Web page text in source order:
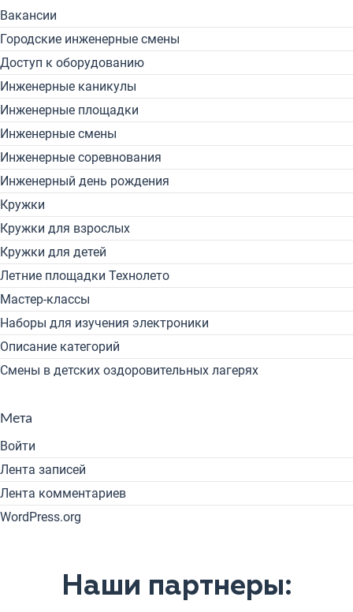
Вакансии
Городские инженерные смены
Доступ к оборудованию
Инженерные каникулы
Инженерные площадки
Инженерные смены
Инженерные соревнования
Инженерный день рождения
Кружки
Кружки для взрослых
Кружки для детей
Летние площадки Технолето
Мастер-классы
Наборы для изучения электроники
Описание категорий
Смены в детских оздоровительных лагерях
Мета
Войти
Лента записей
Лента комментариев
WordPress.org
Наши партнеры: